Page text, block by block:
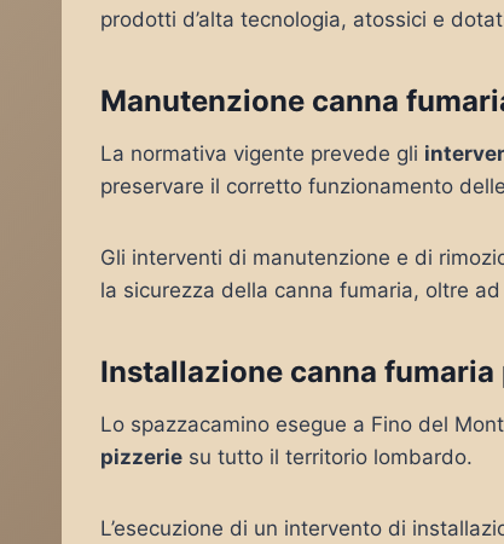
prodotti d’alta tecnologia, atossici e
Manutenzione canna
La normativa vigente prevede gli
preservare il corretto funzionamento
Gli interventi di manutenzione e di
la sicurezza della canna fumaria, oltre
Installazione canna
Lo spazzacamino esegue a Fino del
pizzerie su tutto il territorio lombardo.
L’esecuzione di un intervento di